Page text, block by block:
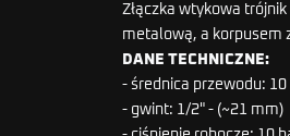
Złączka wtykowa
metalową, a korpusem
DANE TECHNICZNE:
- średnica przewodu: 10
- gwint: 1/2" - (~21 mm)